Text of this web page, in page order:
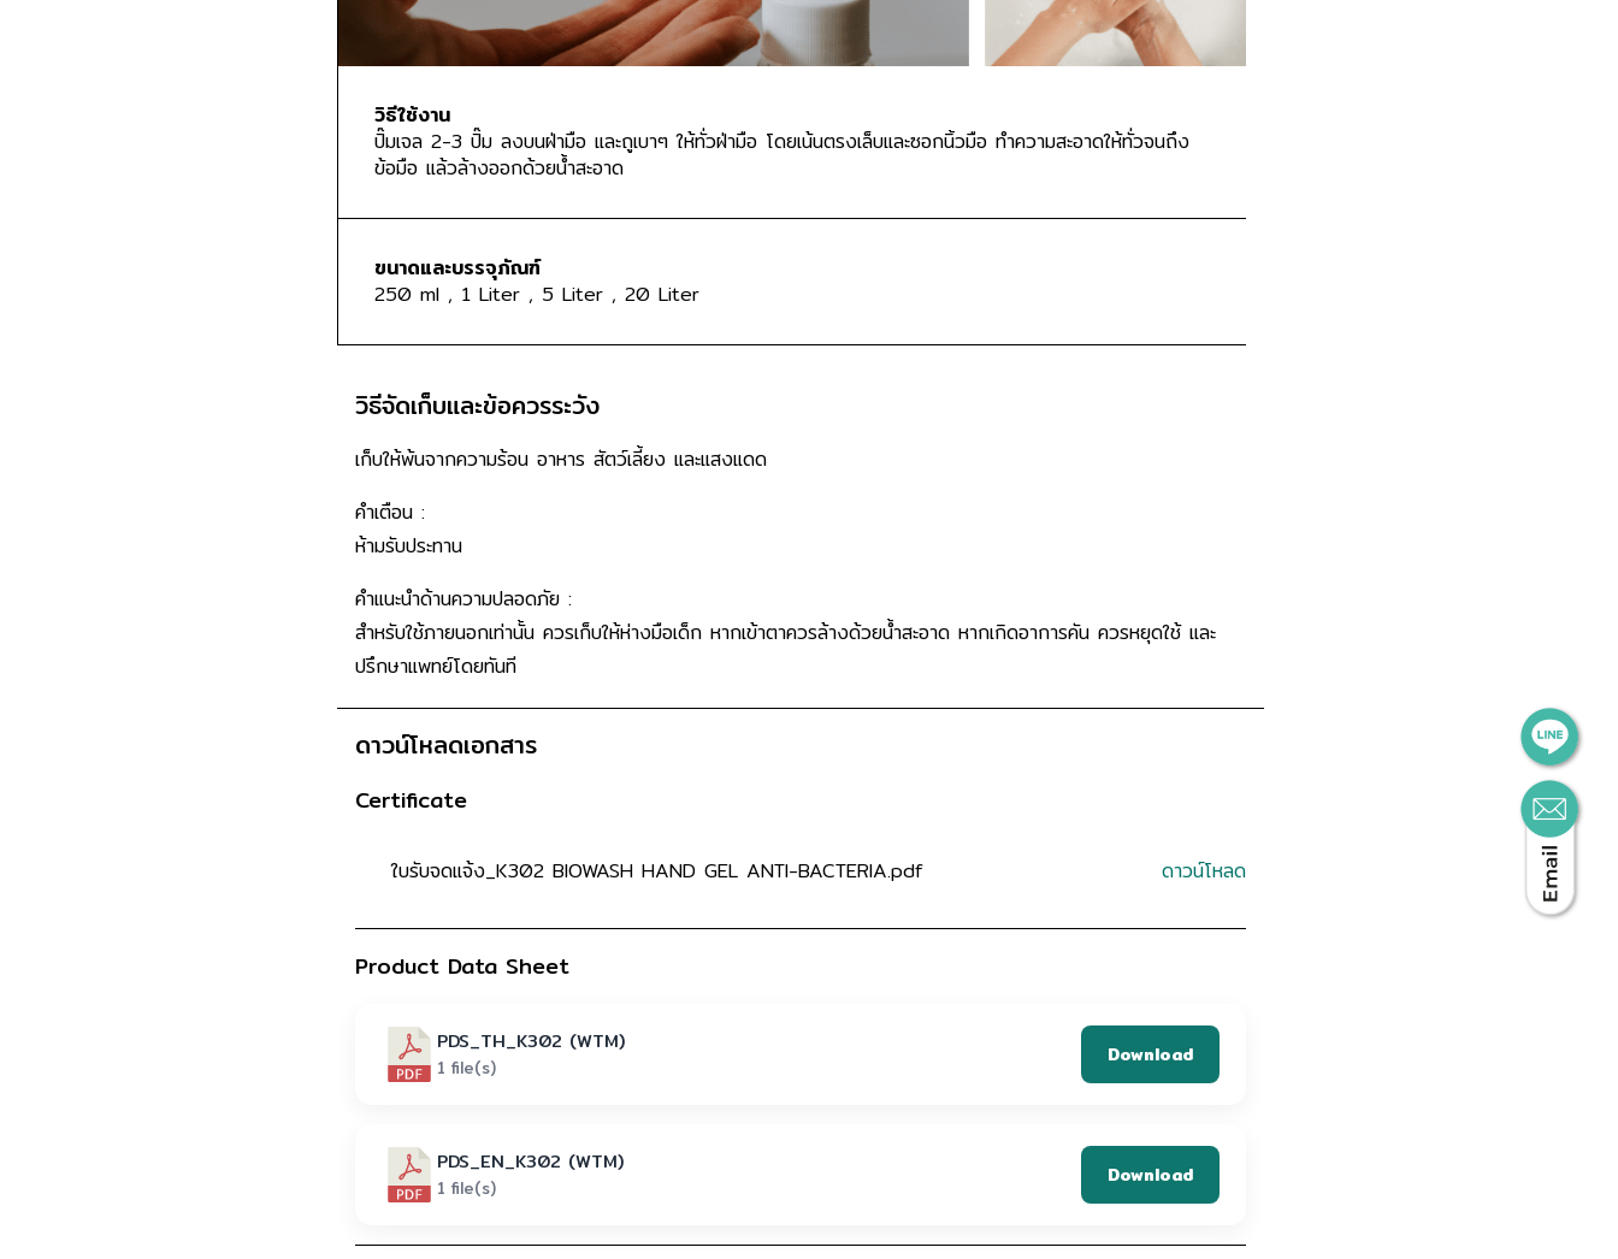
วิธีใช้งาน
ปั๊มเจล 2-3 ปั๊ม ลงบนฝ่ามือ และถูเบาๆ ให้ทั่วฝ่ามือ โดยเน้นตรงเล็บและซอกนิ้วมือ ทำความสะอาดให้ทั่วจนถึง
ข้อมือ แล้วล้างออกด้วยน้ำสะอาด
ขนาดและบรรจุภัณฑ์
250 ml , 1 Liter , 5 Liter , 20 Liter
วิธีจัดเก็บและข้อควรระวัง
เก็บให้พ้นจากความร้อน อาหาร สัตว์เลี้ยง และแสงแดด
คำเตือน :
ห้ามรับประทาน
คำแนะนำด้านความปลอดภัย :
สำหรับใช้ภายนอกเท่านั้น ควรเก็บให้ห่างมือเด็ก หากเข้าตาควรล้างด้วยน้ำสะอาด หากเกิดอาการคัน ควรหยุดใช้ และ
ปรึกษาแพทย์โดยทันที
ดาวน์โหลดเอกสาร
Certificate
ใบรับจดแจ้ง_K302 BIOWASH HAND GEL ANTI-BACTERIA.pdf ดาวน์โหลด
Product Data Sheet
PDS_TH_K302 (WTM)
1 file(s) Download
PDS_EN_K302 (WTM)
1 file(s) Download